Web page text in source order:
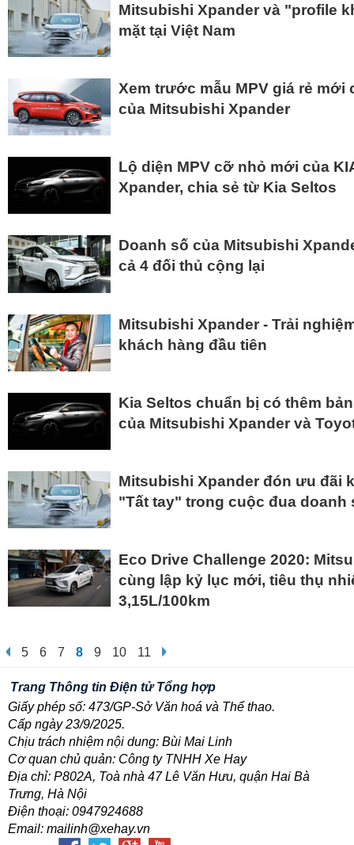
Mitsubishi Xpander và "profile
mặt tại Việt Nam
Xem trước mẫu MPV giá rẻ mới
của Mitsubishi Xpander
Lộ diện MPV cỡ nhỏ mới của
Xpander, chia sẻ từ Kia Seltos
Doanh số của Mitsubishi
cả 4 đối thủ cộng lại
Mitsubishi Xpander - Trải
khách hàng đầu tiên
Kia Seltos chuẩn bị có thêm
của Mitsubishi Xpander và
Mitsubishi Xpander đón ưu đãi
"Tất tay" trong cuộc đua doanh
Eco Drive Challenge 2020:
cùng lập kỷ lục mới, tiêu thụ
3,15L/100km
5 6 7 8 9 10 11
Trang Thông tin Điện tử Tổng hợp
Giấy phép số: 473/GP-Sở Văn hoá và Thể thao.
Cấp ngày 23/9/2025.
Chịu trách nhiệm nội dung: Bùi Mai Linh
Cơ quan chủ quản: Công ty TNHH Xe Hay
Địa chỉ: P802A, Toà nhà 47 Lê Văn Hưu, quận Hai Bà
Trưng, Hà Nội
Điện thoại: 0947924688
Email: mailinh@xehay.vn